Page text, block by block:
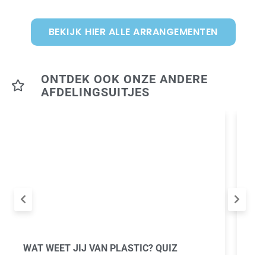
BEKIJK HIER ALLE ARRANGEMENTEN
ONTDEK OOK ONZE ANDERE
AFDELINGSUITJES
WAT WEET JIJ VAN PLASTIC? QUIZ